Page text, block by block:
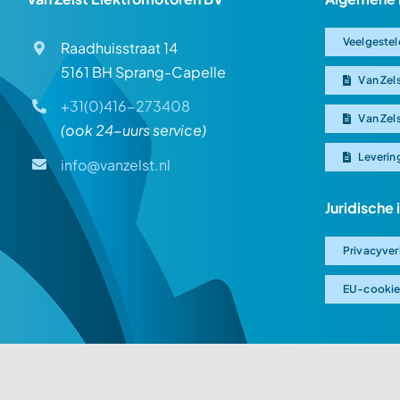
Raadhuisstraat 14
5161 BH Sprang-Capelle
+31(0)416-273408
(ook 24-uurs service)
info@vanzelst.nl
Van
Van
EU-